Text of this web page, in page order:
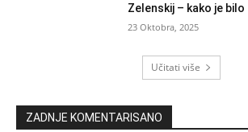
Zelenskij – kako je bilo
23 Oktobra, 2025
Učitati više
ZADNJE KOMENTARISANO